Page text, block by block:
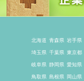
北海道 青森県 岩手県
埼玉県 千葉県 東京都
岐阜県 静岡県 愛知県
鳥取県 島根県 岡山県